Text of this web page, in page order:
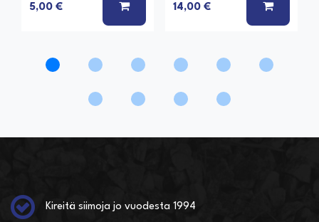
5,00 € LISÄÄ KORIIN
14,00 € LISÄÄ
Kireitä siimoja jo vuodesta 1994